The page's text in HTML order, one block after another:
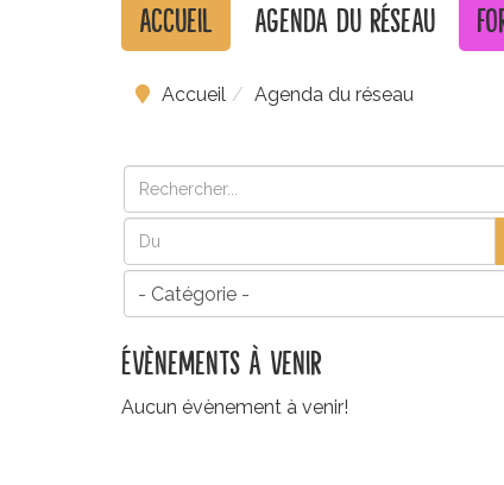
Accueil Agenda du réseau
Accueil Agenda du réseau
Évènements à venir
Aucun évènement à venir!